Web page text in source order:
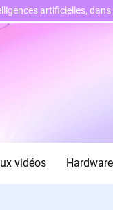
vidéos Hardware
artificielles,